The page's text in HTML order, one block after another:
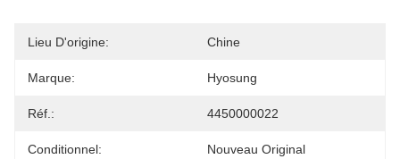
Lieu D'origine: Chine
Marque: Hyosung
Réf.: 4450000022
Conditionnel: Nouveau Original